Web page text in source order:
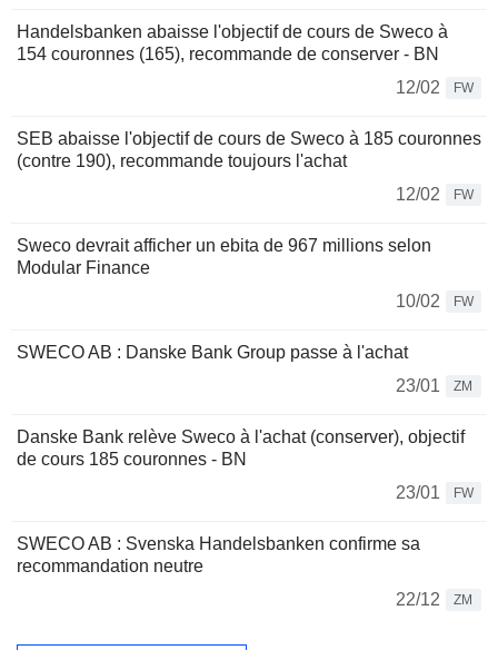
Handelsbanken abaisse l'objectif de cours de Sweco à
154 couronnes (165), recommande de conserver - BN
12/02
FW
SEB abaisse l'objectif de cours de Sweco à 185 couronnes
(contre 190), recommande toujours l'achat
12/02
FW
Sweco devrait afficher un ebita de 967 millions selon
Modular Finance
10/02
FW
SWECO AB : Danske Bank Group passe à l'achat
23/01
ZM
Danske Bank relève Sweco à l'achat (conserver), objectif
de cours 185 couronnes - BN
23/01
FW
SWECO AB : Svenska Handelsbanken confirme sa
recommandation neutre
22/12
ZM